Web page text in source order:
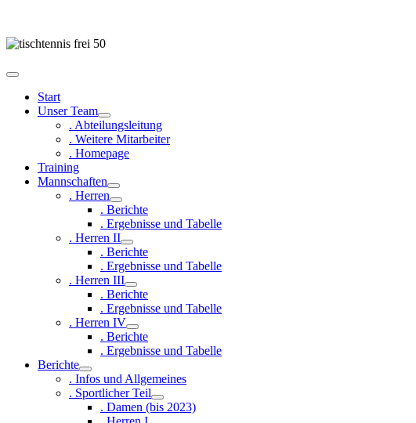
Start
Unser Team
. Abteilungsleitung
. Weitere Mitarbeiter
. Homepage
Training
Mannschaften
. Herren
. Berichte
. Ergebnisse und Tabelle
. Herren II
. Berichte
. Ergebnisse und Tabelle
. Herren III
. Berichte
. Ergebnisse und Tabelle
. Herren IV
. Berichte
. Ergebnisse und Tabelle
Berichte
. Infos und Allgemeines
. Sportlicher Teil
. Damen (bis 2023)